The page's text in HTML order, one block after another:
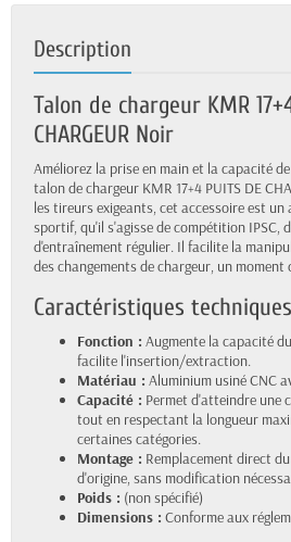
Description
Talon de chargeur KMR
CHARGEUR Noir
Améliorez la prise en main et la capacité
talon de chargeur KMR 17+4 PUITS DE
les tireurs exigeants, cet accessoire est
sportif, qu'il s'agisse de compétition IPSC,
d'entraînement régulier. Il facilite la
des changements de chargeur, un
Caractéristiques techniques
Fonction : Augmente la capacité
facilite l'insertion/extraction.
Matériau : Aluminium usiné CNC
Capacité : Permet d'atteindre une
tout en respectant la longueur
certaines catégories.
Montage : Remplacement direct
d'origine, sans modification
Poids : (non spécifié)
Dimensions : Conforme aux